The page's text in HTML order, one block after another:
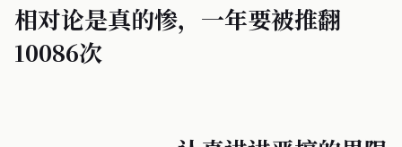
相对论是真的惨，一年要被推翻
10086次